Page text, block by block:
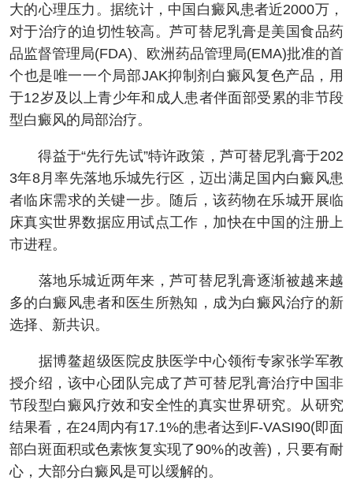
大的心理压力。据统计，中国白癜风患者近2000万，
对于治疗的迫切性较高。芦可替尼乳膏是美国食品药
品监督管理局(FDA)、欧洲药品管理局(EMA)批准的首
个也是唯一一个局部JAK抑制剂白癜风复色产品，用
于12岁及以上青少年和成人患者伴面部受累的非节段
型白癜风的局部治疗。
得益于“先行先试”特许政策，芦可替尼乳膏于202
3年8月率先落地乐城先行区，迈出满足国内白癜风患
者临床需求的关键一步。随后，该药物在乐城开展临
床真实世界数据应用试点工作，加快在中国的注册上
市进程。
落地乐城近两年来，芦可替尼乳膏逐渐被越来越
多的白癜风患者和医生所熟知，成为白癜风治疗的新
选择、新共识。
据博鳌超级医院皮肤医学中心领衔专家张学军教
授介绍，该中心团队完成了芦可替尼乳膏治疗中国非
节段型白癜风疗效和安全性的真实世界研究。从研究
结果看，在24周内有17.1%的患者达到F-VASI90(即面
部白斑面积或色素恢复实现了90%的改善)，只要有耐
心，大部分白癜风是可以缓解的。